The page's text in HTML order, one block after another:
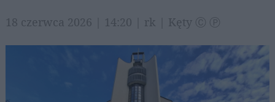
18 czerwca 2026 | 14:20 | rk | Kęty Ⓒ Ⓟ